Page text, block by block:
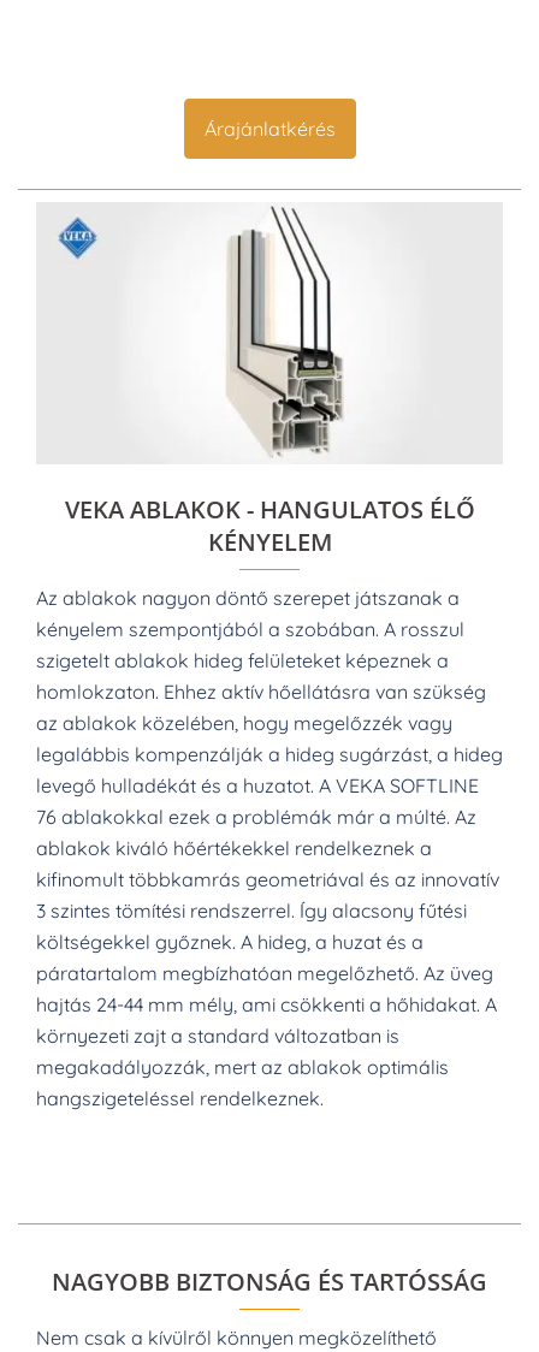
Árajánlatkérés
VEKA ABLAKOK - HANGULATOS ÉLŐ
KÉNYELEM
Az ablakok nagyon döntő szerepet játszanak a
kényelem szempontjából a szobában. A rosszul
szigetelt ablakok hideg felületeket képeznek a
homlokzaton. Ehhez aktív hőellátásra van szükség
az ablakok közelében, hogy megelőzzék vagy
legalábbis kompenzálják a hideg sugárzást, a hideg
levegő hulladékát és a huzatot. A VEKA SOFTLINE
76 ablakokkal ezek a problémák már a múlté. Az
ablakok kiváló hőértékekkel rendelkeznek a
kifinomult többkamrás geometriával és az innovatív
3 szintes tömítési rendszerrel. Így alacsony fűtési
költségekkel győznek. A hideg, a huzat és a
páratartalom megbízhatóan megelőzhető. Az üveg
hajtás 24-44 mm mély, ami csökkenti a hőhidakat. A
környezeti zajt a standard változatban is
megakadályozzák, mert az ablakok optimális
hangszigeteléssel rendelkeznek.
NAGYOBB BIZTONSÁG ÉS TARTÓSSÁG
Nem csak a kívülről könnyen megközelíthető